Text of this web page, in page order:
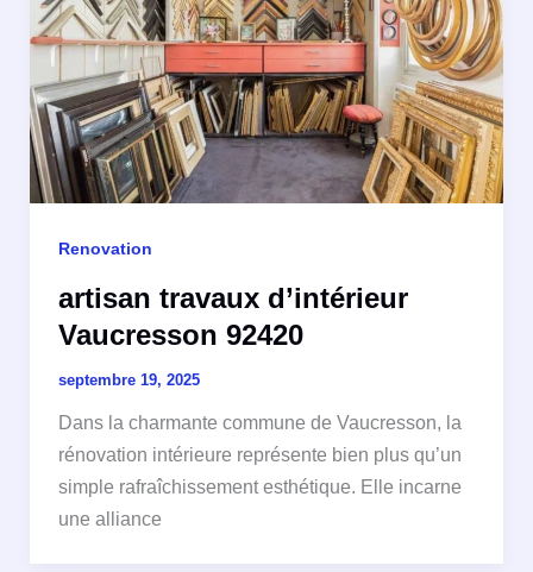
Renovation
artisan travaux d’intérieur
Vaucresson 92420
septembre 19, 2025
Dans la charmante commune de Vaucresson, la
rénovation intérieure représente bien plus qu’un
simple rafraîchissement esthétique. Elle incarne
une alliance